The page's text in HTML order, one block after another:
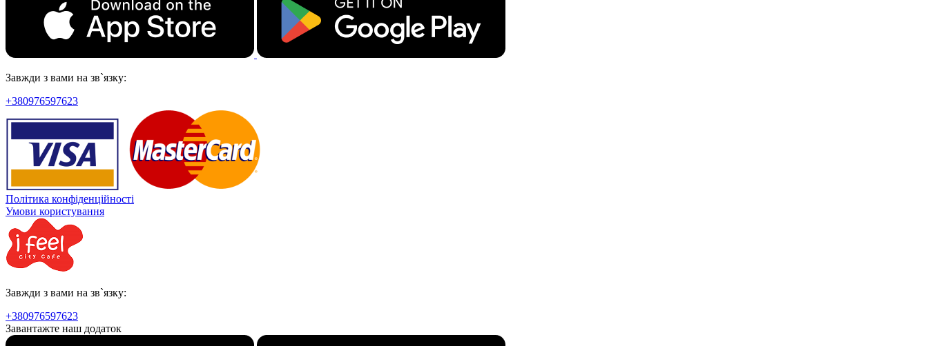
Завжди з вами на зв`язку:
+380976597623
Політика конфіденційності
Умови користування
Завжди з вами на зв`язку:
+380976597623
Завантажте наш додаток